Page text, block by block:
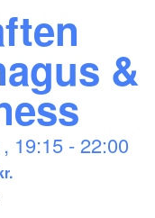
&
, 19:15 - 22:00